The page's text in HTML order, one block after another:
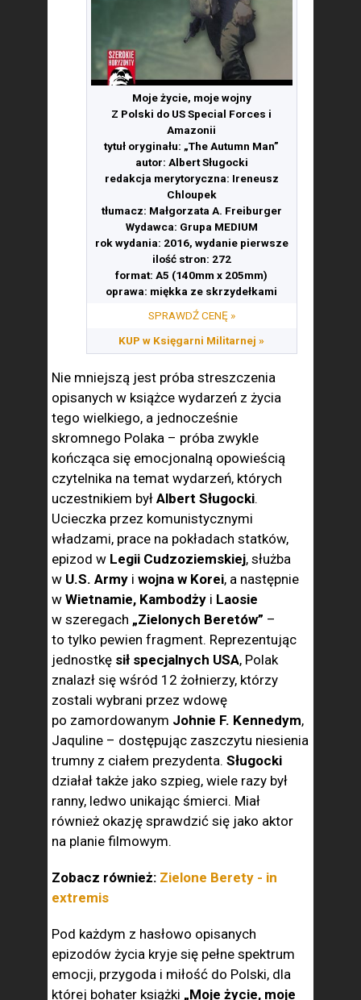
Moje życie, moje wojny
Z Polski do US Special Forces i
Amazonii
tytuł oryginału: „The Autumn Man”
autor: Albert Sługocki
redakcja merytoryczna: Ireneusz
Chloupek
tłumacz: Małgorzata A. Freiburger
Wydawca: Grupa MEDIUM
rok wydania: 2016, wydanie pierwsze
ilość stron: 272
format: A5 (140mm x 205mm)
oprawa: miękka ze skrzydełkami
SPRAWDŹ CENĘ »
KUP w Księgarni Militarnej »
Nie mniejszą jest próba streszczenia
opisanych w książce wydarzeń z życia
tego wielkiego, a jednocześnie
skromnego Polaka – próba zwykle
kończąca się emocjonalną opowieścią
czytelnika na temat wydarzeń, których
uczestnikiem był Albert Sługocki.
Ucieczka przez komunistycznymi
władzami, prace na pokładach statków,
epizod w Legii Cudzoziemskiej, służba
w U.S. Army i wojna w Korei, a następnie
w Wietnamie, Kambodży i Laosie
w szeregach „Zielonych Beretów” –
to tylko pewien fragment. Reprezentując
jednostkę sił specjalnych USA, Polak
znalazł się wśród 12 żołnierzy, którzy
zostali wybrani przez wdowę
po zamordowanym Johnie F. Kennedym,
Jaquline – dostępując zaszczytu niesienia
trumny z ciałem prezydenta. Sługocki
działał także jako szpieg, wiele razy był
ranny, ledwo unikając śmierci. Miał
również okazję sprawdzić się jako aktor
na planie filmowym.
Zobacz również: Zielone Berety - in
extremis
Pod każdym z hasłowo opisanych
epizodów życia kryje się pełne spektrum
emocji, przygoda i miłość do Polski, dla
której bohater książki „Moje życie, moje